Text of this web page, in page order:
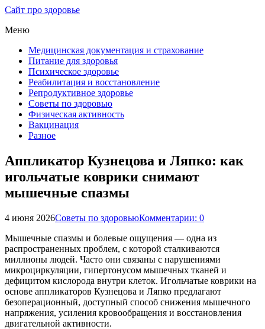
Сайт про здоровье
Меню
Медицинская документация и страхование
Питание для здоровья
Психическое здоровье
Реабилитация и восстановление
Репродуктивное здоровье
Советы по здоровью
Физическая активность
Вакцинация
Разное
Аппликатор Кузнецова и Ляпко: как
игольчатые коврики снимают
мышечные спазмы
4 июня 2026Советы по здоровьюКомментарии: 0
Мышечные спазмы и болевые ощущения — одна из
распространенных проблем, с которой сталкиваются
миллионы людей. Часто они связаны с нарушениями
микроциркуляции, гипертонусом мышечных тканей и
дефицитом кислорода внутри клеток. Игольчатые коврики на
основе аппликаторов Кузнецова и Ляпко предлагают
безоперационный, доступный способ снижения мышечного
напряжения, усиления кровообращения и восстановления
двигательной активности.